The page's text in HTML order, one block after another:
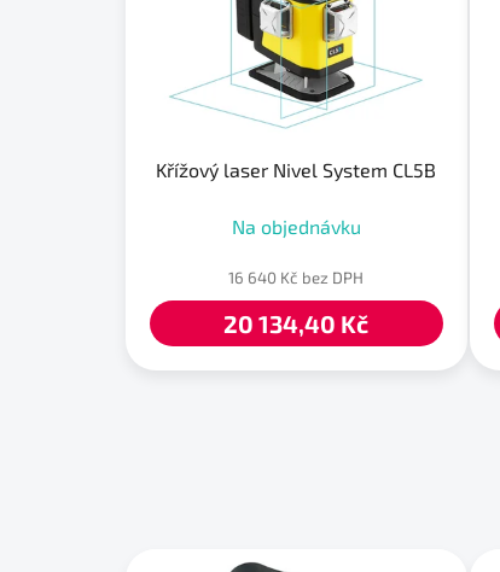
Křížový laser Nivel System CL5B
Na objednávku
16 640 Kč bez DPH
20 134,40 Kč